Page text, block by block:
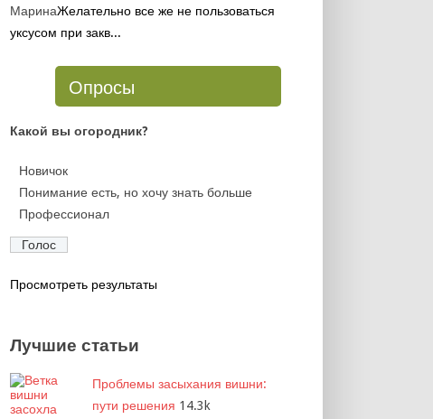
МаринаЖелательно все же не пользоваться
уксусом при закв...
Опросы
Какой вы огородник?
Новичок
Понимание есть, но хочу знать больше
Профессионал
Просмотреть результаты
Лучшие статьи
Проблемы засыхания вишни:
пути решения 14.3k